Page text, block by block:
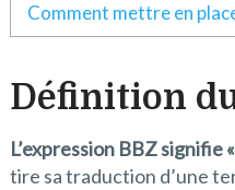
Comment mettre en
Définition
L’expression BBZ signifie
tire sa traduction d’une